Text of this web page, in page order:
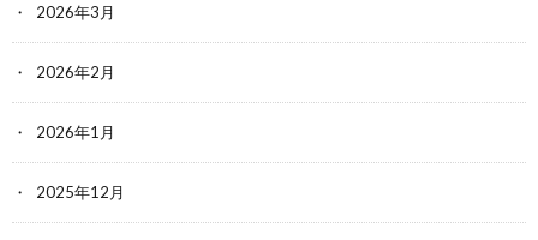
2026年3月
2026年2月
2026年1月
2025年12月